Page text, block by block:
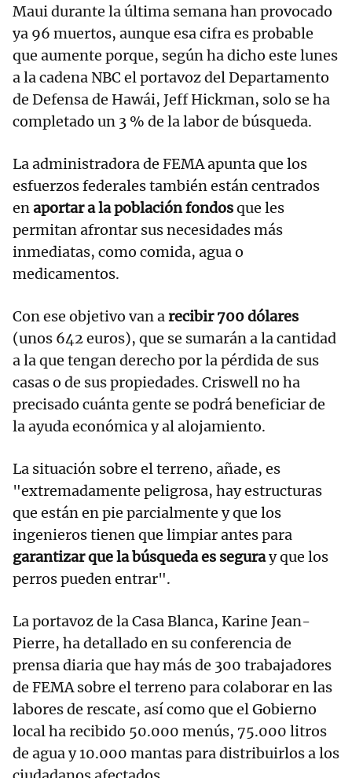
Maui durante la última semana han provocado
ya 96 muertos, aunque esa cifra es probable
que aumente porque, según ha dicho este lunes
a la cadena NBC el portavoz del Departamento
de Defensa de Hawái, Jeff Hickman, solo se ha
completado un 3 % de la labor de búsqueda.
La administradora de FEMA apunta que los
esfuerzos federales también están centrados
enaportar a la población fondosque les
permitan afrontar sus necesidades más
inmediatas, como comida, agua o
medicamentos.
Con ese objetivo van arecibir 700 dólares
(unos 642 euros), que se sumarán a la cantidad
a la que tengan derecho por la pérdida de sus
casas o de sus propiedades. Criswell no ha
precisado cuánta gente se podrá beneficiar de
la ayuda económica y al alojamiento.
La situación sobre el terreno, añade, es
"extremadamente peligrosa, hay estructuras
que están en pie parcialmente y que los
ingenieros tienen que limpiar antes para
garantizar que la búsqueda es seguray que los
perros pueden entrar".
La portavoz de la Casa Blanca, Karine Jean-
Pierre, ha detallado en su conferencia de
prensa diaria que hay más de 300 trabajadores
de FEMA sobre el terreno para colaborar en las
labores de rescate, así como que el Gobierno
local ha recibido 50.000 menús, 75.000 litros
de agua y 10.000 mantas para distribuirlos a los